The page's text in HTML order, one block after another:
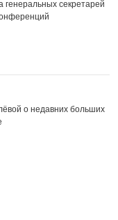
генеральных секретарей
о недавних больших